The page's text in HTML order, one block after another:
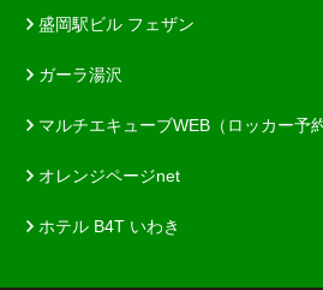
盛岡駅ビル フェザン
ガーラ湯沢
マルチエキューブWEB（ロッカー予
オレンジページnet
ホテル B4T いわき